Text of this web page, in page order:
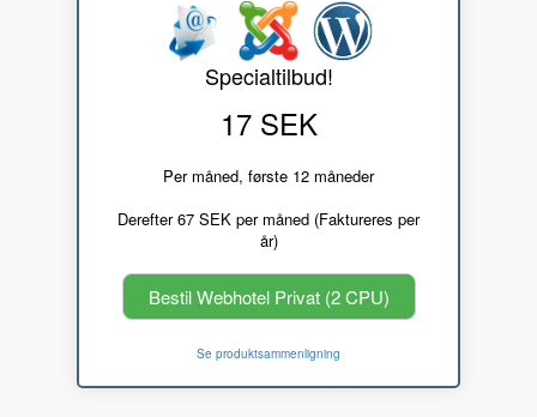
Specialtilbud!
17 SEK
Per måned, første 12 måneder
Derefter 67 SEK per måned (Faktureres per
år)
Bestil Webhotel Privat (2 CPU)
Se produktsammenligning